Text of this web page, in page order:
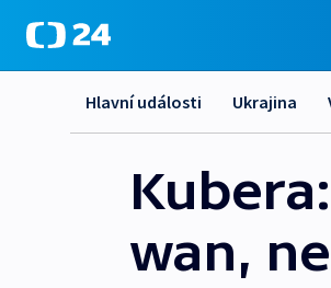
Hlavní události Ukrajina
wan,